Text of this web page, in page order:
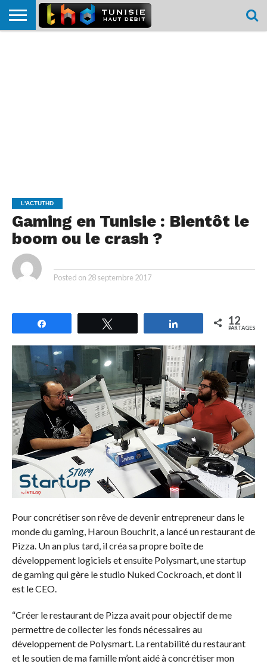
L'ACTUTHD
Gaming en Tunisie : Bientôt le
boom ou le crash ?
Posted on 28 septembre 2017
Partagez 12
PARTAGES
Pour concrétiser son rêve de devenir entrepreneur dans le
monde du gaming, Haroun Bouchrit, a lancé un restaurant de
Pizza. Un an plus tard, il créa sa propre boîte de
développement logiciels et ensuite Polysmart, une startup
de gaming qui gère le studio Nuked Cockroach, et dont il
est le CEO.
“Créer le restaurant de Pizza avait pour objectif de me
permettre de collecter les fonds nécessaires au
développement de Polysmart. La rentabilité du restaurant
et le soutien de ma famille m’ont aidé à concrétiser mon